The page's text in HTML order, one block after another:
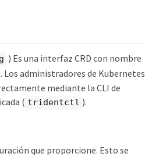
) Es una interfaz CRD con nombre
. Los administradores de Kubernetes
mediante la CLI de
( tridentctl ).
que proporcione. Esto se